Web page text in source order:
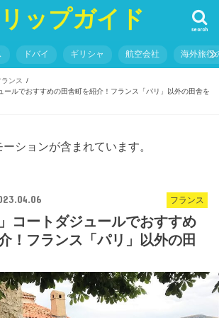
リップガイド search
ドバイ ギリシャ 航空会社 海外旅行
ランス
ールでおすすめの田舎町を紹介！フランス「パリ」以外の田舎を
ションが含まれています。
フランス
コートダジュールでおすすめ
！フランス「パリ」以外の田